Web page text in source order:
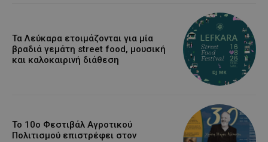
Τα Λεύκαρα ετοιμάζονται για μία
βραδιά γεμάτη street food, μουσική
και καλοκαιρινή διάθεση
Το 10ο Φεστιβάλ Αγροτικού
Πολιτισμού επιστρέφει στον